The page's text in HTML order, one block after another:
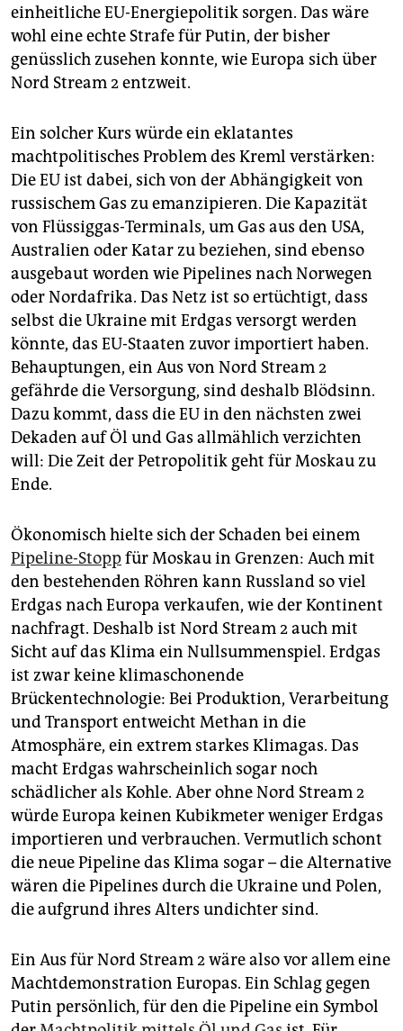
einheitliche EU-Energiepolitik sorgen. Das wäre
wohl eine echte Strafe für Putin, der bisher
genüsslich zusehen konnte, wie Europa sich über
Nord Stream 2 entzweit.
Ein solcher Kurs würde ein eklatantes
machtpolitisches Problem des Kreml verstärken:
Die EU ist dabei, sich von der Abhängigkeit von
russischem Gas zu emanzipieren. Die Kapazität
von Flüssiggas-Terminals, um Gas aus den USA,
Australien oder Katar zu beziehen, sind ebenso
ausgebaut worden wie Pipelines nach Norwegen
oder Nordafrika. Das Netz ist so ertüchtigt, dass
selbst die Ukraine mit Erdgas versorgt werden
könnte, das EU-Staaten zuvor importiert haben.
Behauptungen, ein Aus von Nord Stream 2
gefährde die Versorgung, sind deshalb Blödsinn.
Dazu kommt, dass die EU in den nächsten zwei
Dekaden auf Öl und Gas allmählich verzichten
will: Die Zeit der Petropolitik geht für Moskau zu
Ende.
Ökonomisch hielte sich der Schaden bei einem
Pipeline-Stoppfür Moskau in Grenzen: Auch mit
den bestehenden Röhren kann Russland so viel
Erdgas nach Europa verkaufen, wie der Kontinent
nachfragt. Deshalb ist Nord Stream 2 auch mit
Sicht auf das Klima ein Nullsummenspiel. Erdgas
ist zwar keine klimaschonende
Brückentechnologie: Bei Produktion, Verarbeitung
und Transport entweicht Methan in die
Atmosphäre, ein extrem starkes Klimagas. Das
macht Erdgas wahrscheinlich sogar noch
schädlicher als Kohle. Aber ohne Nord Stream 2
würde Europa keinen Kubikmeter weniger Erdgas
importieren und verbrauchen. Vermutlich schont
die neue Pipeline das Klima sogar – die Alternative
wären die Pipelines durch die Ukraine und Polen,
die aufgrund ihres Alters undichter sind.
Ein Aus für Nord Stream 2 wäre also vor allem eine
Machtdemonstration Europas. Ein Schlag gegen
Putin persönlich, für den die Pipeline ein Symbol